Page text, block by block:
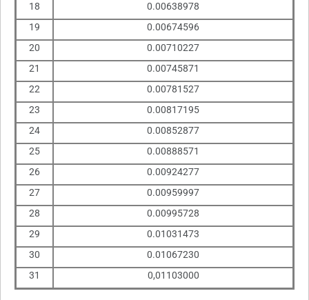
18
0.00638978
19
0.00674596
20
0.00710227
21
0.00745871
22
0.00781527
23
0.00817195
24
0.00852877
25
0.00888571
26
0.00924277
27
0.00959997
28
0.00995728
29
0.01031473
30
0.01067230
31
0,01103000